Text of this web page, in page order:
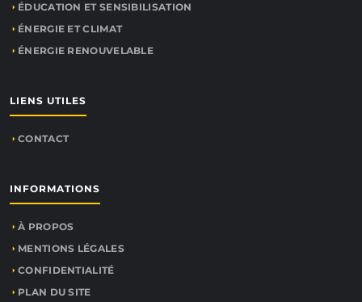
ÉDUCATION ET SENSIBILISATION
ÉNERGIE ET CLIMAT
ÉNERGIE RENOUVELABLE
LIENS UTILES
CONTACT
INFORMATIONS
À PROPOS
MENTIONS LÉGALES
CONFIDENTIALITÉ
PLAN DU SITE